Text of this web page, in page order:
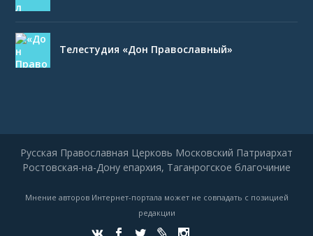
Телестудия «Дон Православный»
Русская Православная Церковь Московский Патриархат
Ростовская-на-Дону епархия, Таганрогское благочиние
Мнение авторов Интернет-портала может не совпадать с позицией
редакции